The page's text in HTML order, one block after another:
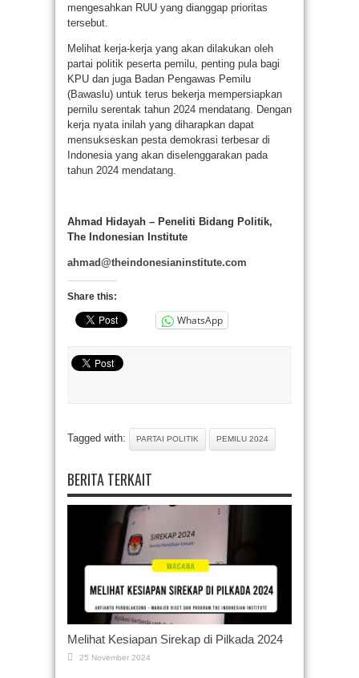
mengesahkan RUU yang dianggap prioritas
tersebut.
Melihat kerja-kerja yang akan dilakukan oleh
partai politik peserta pemilu, penting pula bagi
KPU dan juga Badan Pengawas Pemilu
(Bawaslu) untuk terus bekerja mempersiapkan
pemilu serentak tahun 2024 mendatang. Dengan
kerja nyata inilah yang diharapkan dapat
mensukseskan pesta demokrasi terbesar di
Indonesia yang akan diselenggarakan pada
tahun 2024 mendatang.
Ahmad Hidayah – Peneliti Bidang Politik,
The Indonesian Institute
ahmad@theindonesianinstitute.com
Share this:
WhatsApp
Tagged with: PARTAI POLITIK PEMILU 2024
BERITA TERKAIT
Melihat Kesiapan Sirekap di Pilkada 2024
25 November 2024